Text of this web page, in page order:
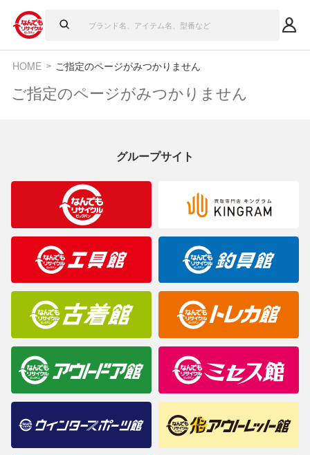
HOME ご指定のページがみつかりません
ご指定のページがみつかりません
グループサイト